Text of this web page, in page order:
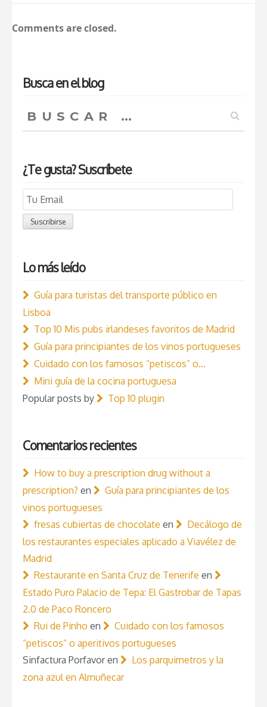
Comments are closed.
Busca en el blog
Buscar:
¿Te gusta? Suscríbete
Email
Subscription
Suscribirse
Lo más leído
Guía para turistas del transporte público en
Lisboa
Top 10 Mis pubs irlandeses favoritos de Madrid
Guía para principiantes de los vinos portugueses
Cuidado con los famosos “petiscos” o…
Mini guía de la cocina portuguesa
Popular posts by
Top 10 plugin
Comentarios recientes
How to buy a prescription drug without a
prescription? en
Guía para principiantes de los
vinos portugueses
fresas cubiertas de chocolate en
Decálogo de
los restaurantes especiales aplicado a Viavélez de
Madrid
Restaurante en Santa Cruz de Tenerife en
Estado Puro Palacio de Tepa: El Gastrobar de Tapas
2.0 de Paco Roncero
Rui de Pinho en
Cuidado con los famosos
“petiscos” o aperitivos portugueses
Sinfactura Porfavoren
Los parquimetros y la
zona azul en Almuñecar